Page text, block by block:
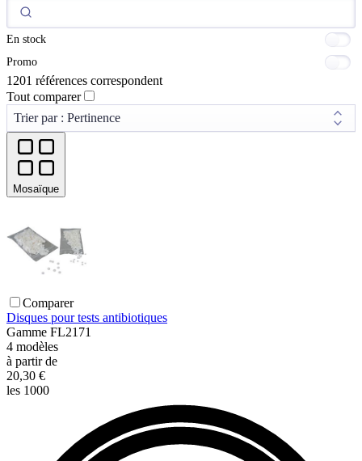
En stock
Promo
1201 références correspondent
Tout comparer
Mosaïque
Comparer
Disques pour tests antibiotiques
Gamme FL2171
4 modèles
à partir de
20,30 €
les 1000